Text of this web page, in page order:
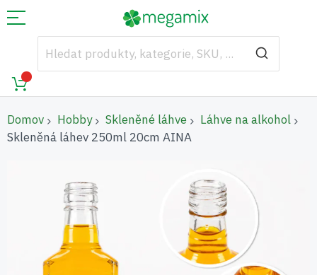
Domov Hobby Skleněné láhve
Láhve na alkohol
Skleněná láhev 250ml 20cm AINA